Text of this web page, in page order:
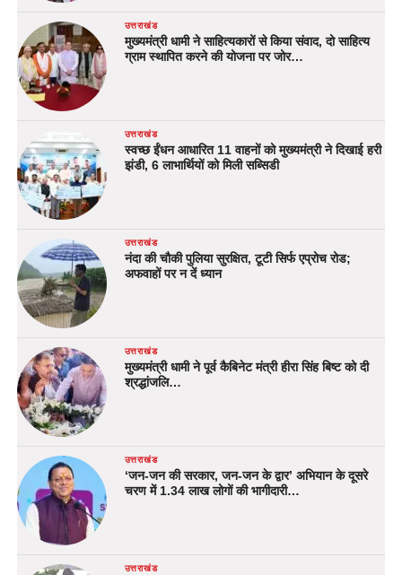
उत्तराखंड
मुख्यमंत्री धामी ने साहित्यकारों से किया संवाद, दो साहित्य
ग्राम स्थापित करने की योजना पर जोर…
उत्तराखंड
स्वच्छ ईंधन आधारित 11 वाहनों को मुख्यमंत्री ने दिखाई हरी
झंडी, 6 लाभार्थियों को मिली सब्सिडी
उत्तराखंड
नंदा की चौकी पुलिया सुरक्षित, टूटी सिर्फ एप्रोच रोड;
अफवाहों पर न दें ध्यान
उत्तराखंड
मुख्यमंत्री धामी ने पूर्व कैबिनेट मंत्री हीरा सिंह बिष्ट को दी
श्रद्धांजलि…
उत्तराखंड
‘जन-जन की सरकार, जन-जन के द्वार’ अभियान के दूसरे
चरण में 1.34 लाख लोगों की भागीदारी…
उत्तराखंड